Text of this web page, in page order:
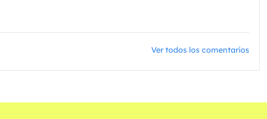
Ver todos los comentarios